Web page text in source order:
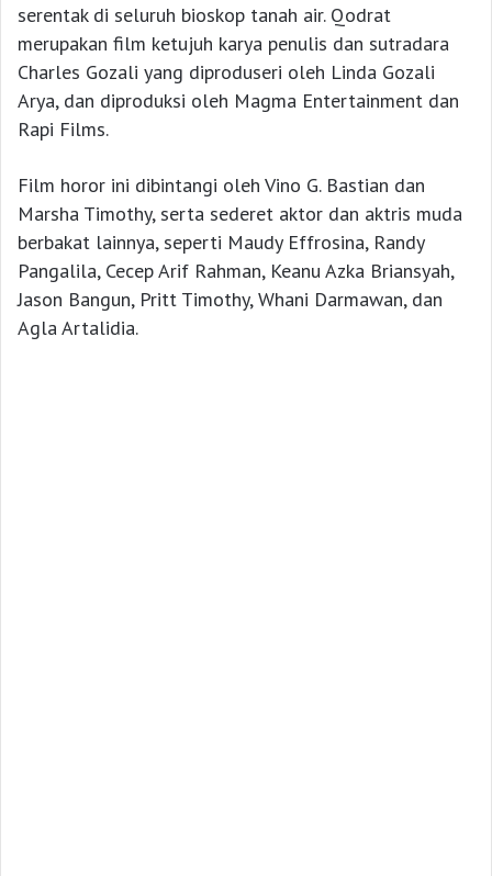
serentak di seluruh bioskop tanah air. Qodrat
merupakan film ketujuh karya penulis dan sutradara
Charles Gozali yang diproduseri oleh Linda Gozali
Arya, dan diproduksi oleh Magma Entertainment dan
Rapi Films.
Film horor ini dibintangi oleh Vino G. Bastian dan
Marsha Timothy, serta sederet aktor dan aktris muda
berbakat lainnya, seperti Maudy Effrosina, Randy
Pangalila, Cecep Arif Rahman, Keanu Azka Briansyah,
Jason Bangun, Pritt Timothy, Whani Darmawan, dan
Agla Artalidia.